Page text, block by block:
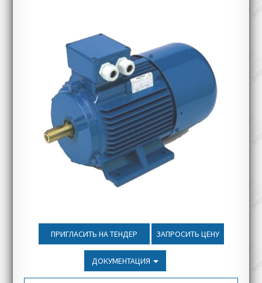
ПРИГЛАСИТЬ НА ТЕНДЕР ЗАПРОСИТЬ ЦЕНУ
ДОКУМЕНТАЦИЯ